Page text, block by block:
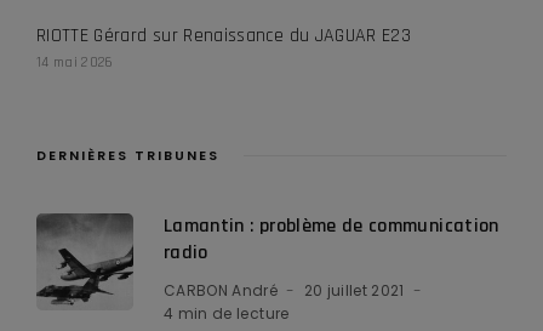
RIOTTE Gérard sur Renaissance du JAGUAR E23
14 mai 2026
DERNIÈRES TRIBUNES
Lamantin : problème de communication
radio
CARBON André
20 juillet 2021
4 min de lecture